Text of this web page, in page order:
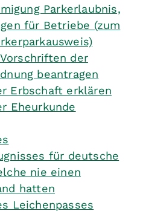
Parkerlaubnis,
für Betriebe (zum
der
beantragen
Erbschaft erklären
Eheurkunde
für deutsche
nie einen
hatten
Leichenpasses